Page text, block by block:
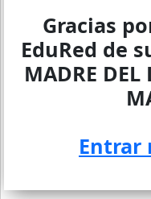
Gracias
EduRed de
MADRE DEL
Entrar